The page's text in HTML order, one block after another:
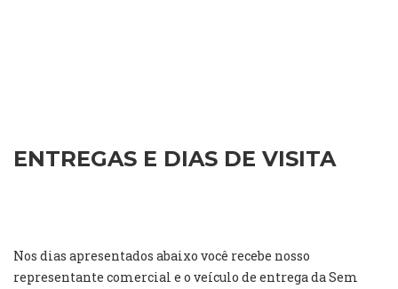
ENTREGAS E DIAS DE VISITA
Nos dias apresentados abaixo você recebe nosso
representante comercial e o veículo de entrega da Sem